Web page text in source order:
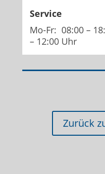
Service
Mo-Fr: 08:00 –
– 12:00 Uhr
Zurück